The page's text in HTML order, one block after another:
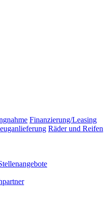
Finanzierung/Leasing
Räder und Reifen